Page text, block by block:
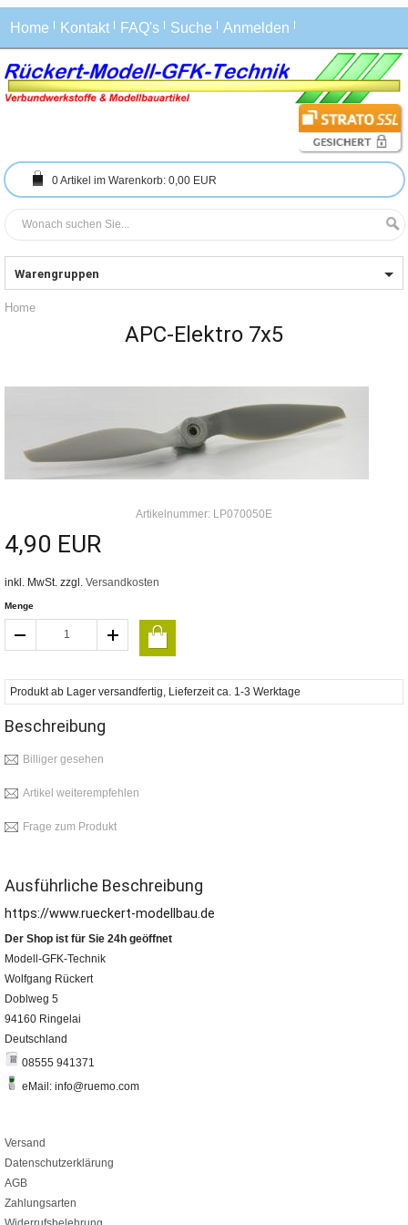
Home Kontakt FAQ's Suche Anmelden
0Artikel im Warenkorb: 0,00 EUR
Warengruppen
Home
APC-Elektro 7x5
Artikelnummer: LP070050E
4,90 EUR
inkl. MwSt. zzgl. Versandkosten
Menge
Produkt ab Lager versandfertig, Lieferzeit ca. 1-3 Werktage
Beschreibung
Billiger gesehen
Artikel weiterempfehlen
Frage zum Produkt
Ausführliche Beschreibung
https://www.rueckert-modellbau.de
Der Shop ist für Sie 24h geöffnet
Modell-GFK-Technik
Wolfgang Rückert
Doblweg 5
94160 Ringelai
Deutschland
08555 941371
eMail: info@ruemo.com
Versand
Datenschutzerklärung
AGB
Zahlungsarten